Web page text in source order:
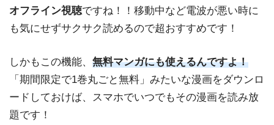
オフライン視聴ですね！！移動中など電波が悪い時に
も気にせずサクサク読めるので超おすすめです！
しかもこの機能、 無料マンガにも使えるんですよ！
「期間限定で1巻丸ごと無料」みたいな漫画をダウンロ
ードしておけば、スマホでいつでもその漫画を読み放
題です！